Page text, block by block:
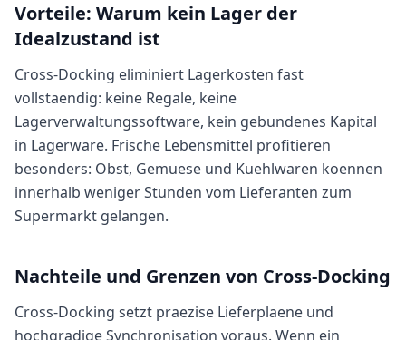
Vorteile: Warum kein Lager der
Idealzustand ist
Cross-Docking eliminiert Lagerkosten fast
vollstaendig: keine Regale, keine
Lagerverwaltungssoftware, kein gebundenes Kapital
in Lagerware. Frische Lebensmittel profitieren
besonders: Obst, Gemuese und Kuehlwaren koennen
innerhalb weniger Stunden vom Lieferanten zum
Supermarkt gelangen.
Nachteile und Grenzen von Cross-Docking
Cross-Docking setzt praezise Lieferplaene und
hochgradige Synchronisation voraus. Wenn ein